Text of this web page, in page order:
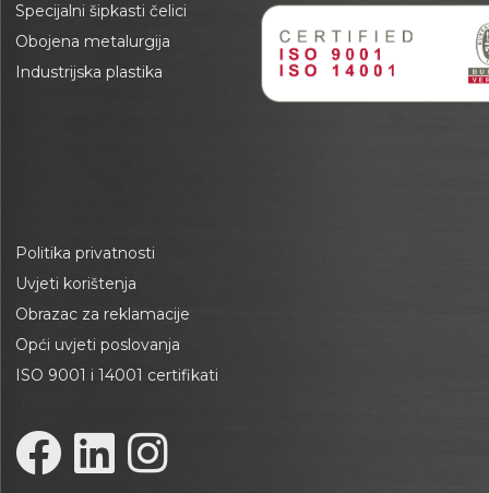
Specijalni šipkasti čelici
Obojena metalurgija
Industrijska plastika
Politika privatnosti
Uvjeti korištenja
Obrazac za reklamacije
Opći uvjeti poslovanja
ISO 9001 i 14001 certifikati